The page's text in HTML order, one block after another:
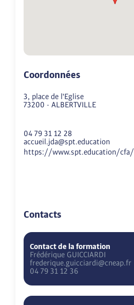
Coordonnées
3, place de l'Eglise
73200 - ALBERTVILLE
04 79 31 12 28
accueil.jda@spt.education
https://www.spt.education/cfa/
Contacts
Contact de la formation
Frédérique GUICCIARDI
frederique.guicciardi@cneap.fr
04 79 31 12 36